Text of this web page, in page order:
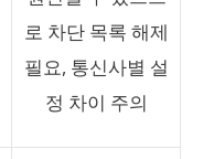
로 차단 목록 해제
필요, 통신사별 설
정 차이 주의